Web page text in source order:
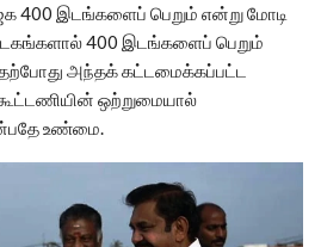
400 இடங்களைப் பெறும் என்று மோடி
400 இடங்களைப் பெறும்
அந்தக் கட்டமைக்கப்பட்ட
கூட்டணியின் ஒற்றுமையால்
உண்மை.